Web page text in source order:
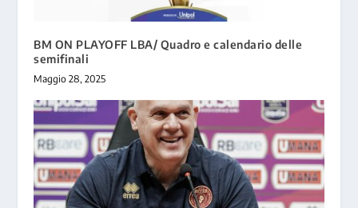
BM ON PLAYOFF LBA/ Quadro e calendario delle
semifinali
Maggio 28, 2025